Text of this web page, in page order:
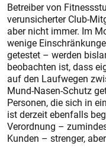
Betreiber von
verunsicherter Club-
aber nicht immer. Im
wenige
getestet – werden
beobachten ist, dass
auf den Laufwegen
Mund-Nasen-Schutz
Personen, die sich in
ist derzeit ebenfalls
Verordnung –
Kunden – strenger,